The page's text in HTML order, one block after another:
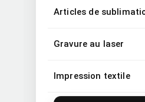
Articles de
Gravure au laser
Impression textile